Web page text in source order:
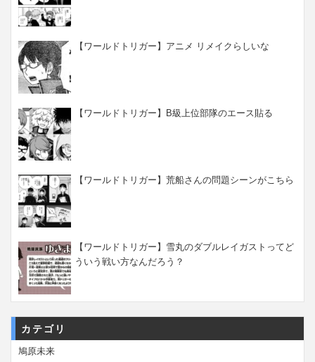
【ワールドトリガー】アニメ リメイクらしいな
【ワールドトリガー】B級上位部隊のエース貼る
【ワールドトリガー】荒船さんの問題シーンがこちら
【ワールドトリガー】雪丸のダブルレイガストってど
ういう戦い方なんだろう？
カテゴリ
鳩原未来